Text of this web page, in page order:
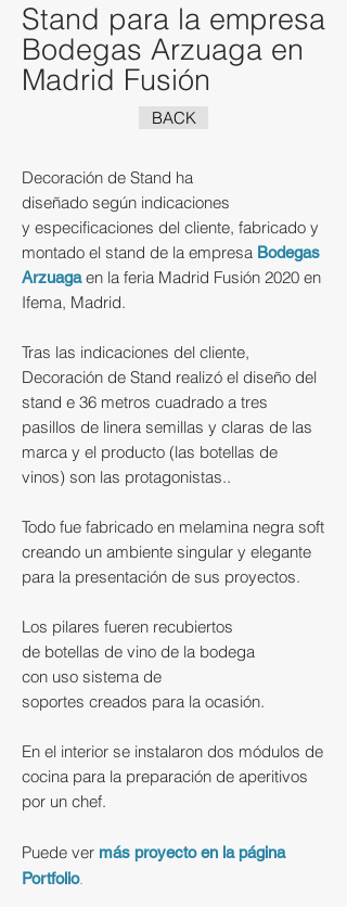
Stand para la empresa
Bodegas Arzuaga en
Madrid Fusión
BACK
Decoración de Stand ha
diseñado según indicaciones
y especificaciones del cliente, fabricado y
montado el stand de la empresa Bodegas
Arzuagaen la feria Madrid Fusión 2020 en
Ifema, Madrid.
Tras las indicaciones del cliente,
Decoración de Stand realizó el diseño del
stand e 36 metros cuadrado a tres
pasillos de linera semillas y claras de las
marca y el producto (las botellas de
vinos) son las protagonistas..​
Todo fue fabricado en melamina negra soft
creando un ambiente singular y elegante
para la presentación de sus proyectos.
Los pilares fueren recubiertos
de botellas de vino de la bodega
con uso sistema de
soportes creados para la ocasión.
En el interior se instalaron dos módulos de
cocina para la preparación de aperitivos
por un chef.
Puede ver más proyecto en la página
Portfolio.